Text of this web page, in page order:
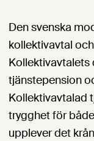
Den svenska
kollektivavtal
Kollektivavtalets
tjänstepension
Kollektivavtalad
trygghet för
upplever det